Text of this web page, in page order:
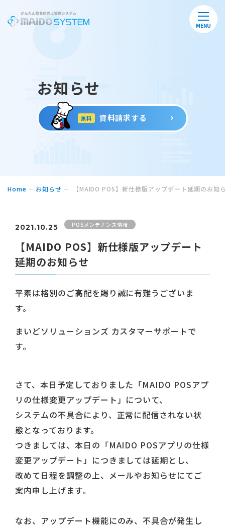
MENU
お知らせ
無料 資料請求する
Home お知らせ 【MAIDO POS】新仕様版アップデート延期のお知
2021.10.25 POSメンテナンス情報
【MAIDO POS】新仕様版アップデート
延期のお知らせ
平素は格別のご高配を賜り誠に有難うございま
す。
まいどソリューションズ カスタマーサポートで
す。
さて、本日予定しておりました「MAIDO POSアプ
リの仕様変更アップデート」について、
システムの不具合により、正常に配信されない状
態となっております。
つきましては、本日の「MAIDO POSアプリの仕様
変更アップデート」につきましては延期とし、
改めて日程を調整の上、メールやお知らせにてご
案内申し上げます。
なお、アップデート機能にのみ、不具合が発生し